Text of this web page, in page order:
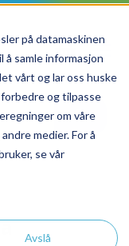
på datamaskinen
å samle informasjon
vårt og lar oss huske
og tilpasse
om våre
medier. For å
se vår
Avslå